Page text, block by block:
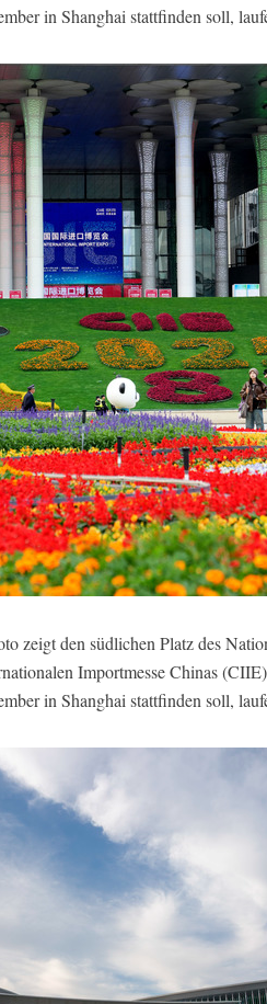
in Shanghai stattfinden soll,
den südlichen Platz des
Importmesse Chinas
in Shanghai stattfinden soll,